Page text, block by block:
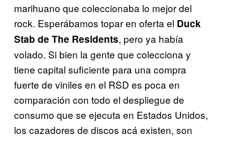
marihuano que coleccionaba lo mejor del
rock. Esperábamos topar en oferta el Duck
Stab de The Residents, pero ya había
volado. Si bien la gente que colecciona y
tiene capital suficiente para una compra
fuerte de viniles en el RSD es poca en
comparación con todo el despliegue de
consumo que se ejecuta en Estados Unidos,
los cazadores de discos acá existen, son